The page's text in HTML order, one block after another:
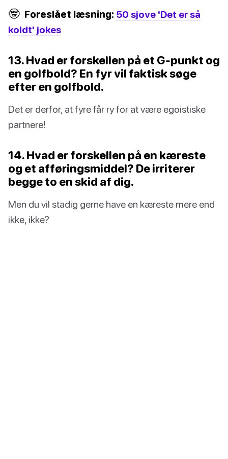
🤓 Foreslået læsning: 50 sjove 'Det er så
koldt' jokes
13. Hvad er forskellen på et G-punkt og
en golfbold? En fyr vil faktisk søge
efter en golfbold.
Det er derfor, at fyre får ry for at være egoistiske
partnere!
14. Hvad er forskellen på en kæreste
og et afføringsmiddel? De irriterer
begge to en skid af dig.
Men du vil stadig gerne have en kæreste mere end
ikke, ikke?